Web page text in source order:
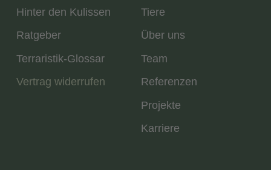
Hinter den Kulissen
Ratgeber
Terraristik-Glossar
Vertrag widerrufen
Tiere
Über uns
Team
Referenzen
Projekte
Karriere